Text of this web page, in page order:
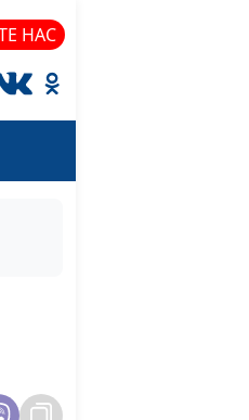
НАС
#210101
#201225